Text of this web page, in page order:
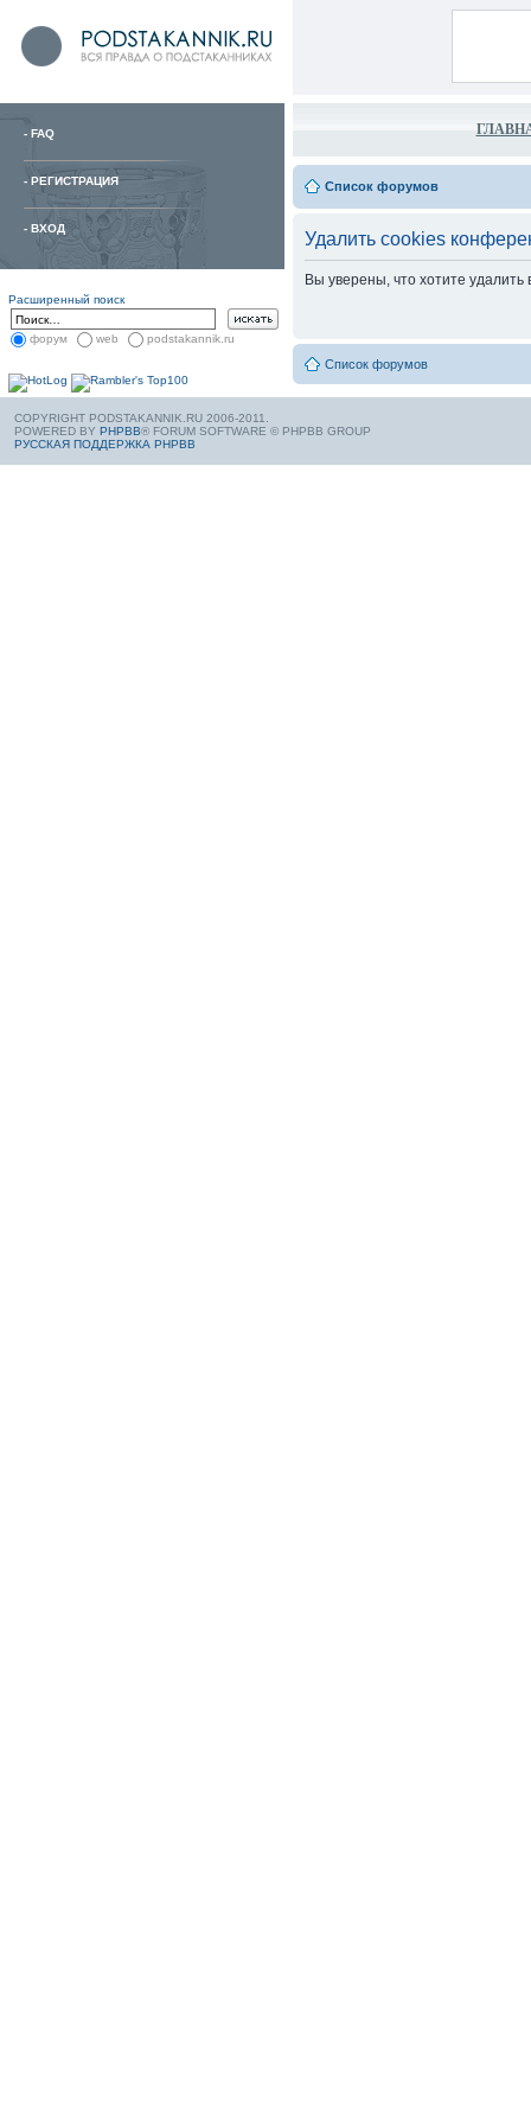
- FAQ
- РЕГИСТРАЦИЯ
- ВХОД
Расширенный поиск
форум web podstakannik.ru
Список форумов
Удалить cookies
Вы уверены, что хотите
Список форумов
COPYRIGHT PODSTAKANNIK.RU 2006-2011.
POWERED BY PHPBB® FORUM SOFTWARE © PHPBB GROUP
РУССКАЯ ПОДДЕРЖКА PHPBB